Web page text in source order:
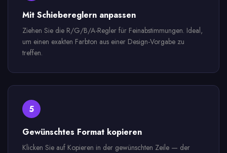
Mit Schiebereglern anpassen
Ziehen Sie die R/G/B/A-Regler für Feinabstimmungen. Ideal,
um einen exakten Farbton aus einer Design-Vorgabe zu
treffen.
5
Gewünschtes Format kopieren
Klicken Sie auf Kopieren in der gewünschten Zeile — der